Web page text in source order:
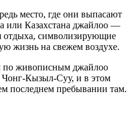
место, где они выпасают
или Казахстана джайлоо —
отдыха, символизирующие
жизнь на свежем воздухе.
по живописным джайлоо
Кызыл-Суу, и в этом
последнем пребывании там.